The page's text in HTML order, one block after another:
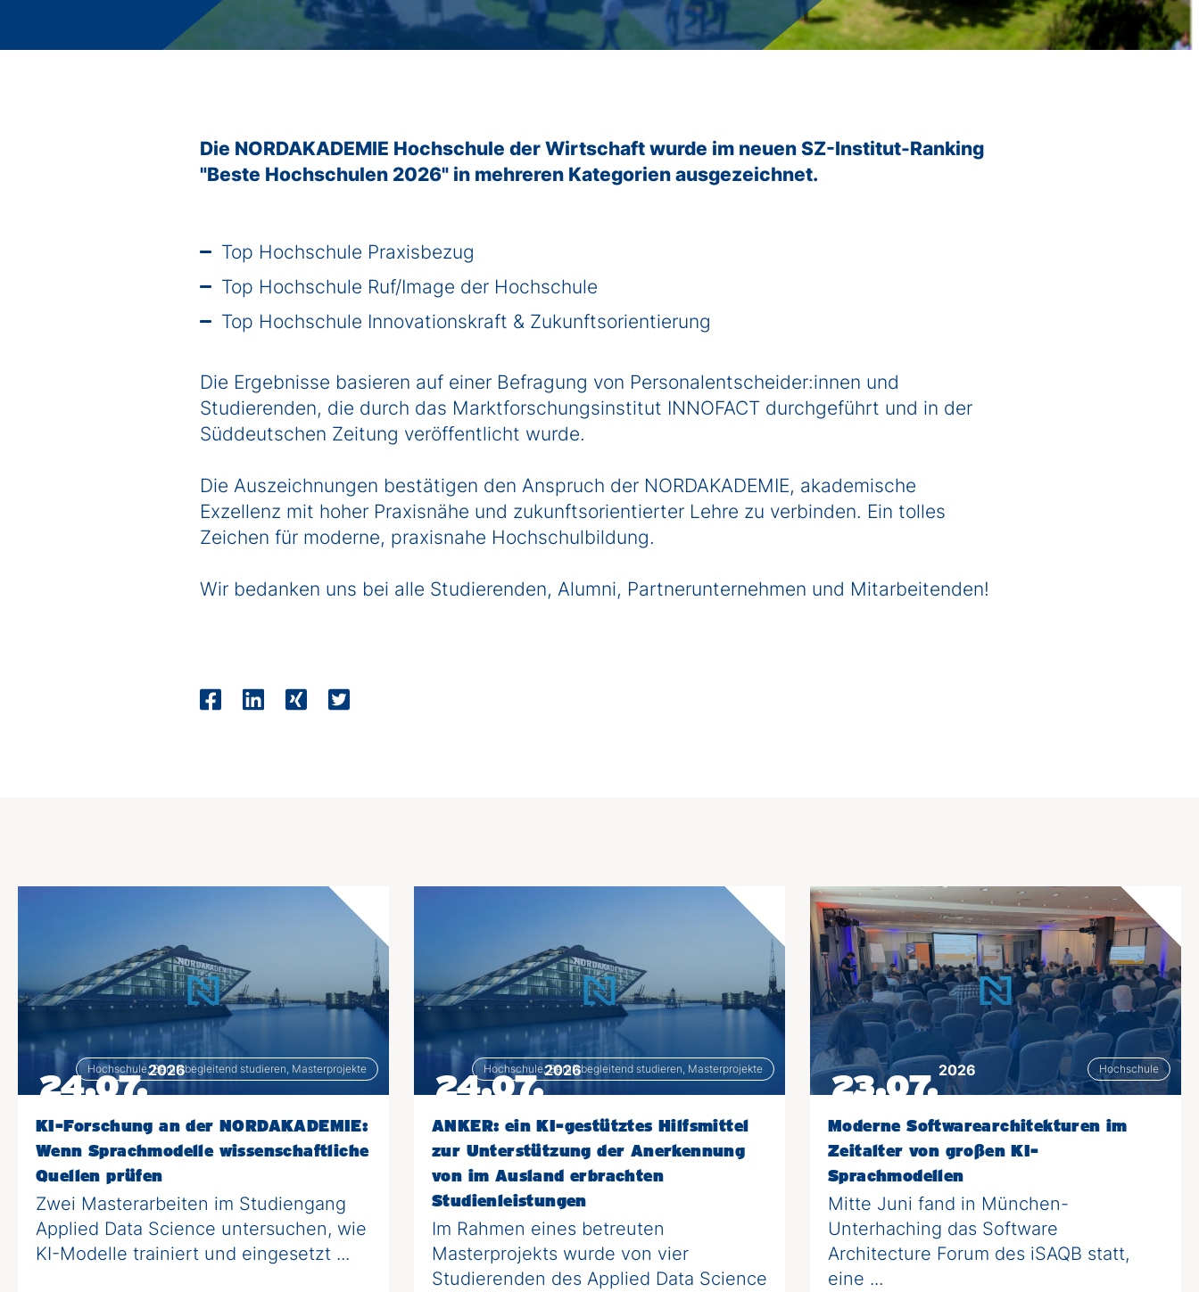
Master of Business Administration (MBA)
Ingenieurwissenschaften
Wirtschaftswissenschaften
Die NORDAKADEMIE Hochschule der Wirtschaft wurde im neuen SZ-Institut-Ranking
"Beste Hochschulen 2026" in mehreren Kategorien ausgezeichnet.
Top Hochschule Praxisbezug
Top Hochschule Ruf/Image der Hochschule
Top Hochschule Innovationskraft & Zukunftsorientierung
Die Ergebnisse basieren auf einer Befragung von Personalentscheider:innen und
Studierenden, die durch das Marktforschungsinstitut INNOFACT durchgeführt und in der
Süddeutschen Zeitung veröffentlicht wurde.
Die Auszeichnungen bestätigen den Anspruch der NORDAKADEMIE, akademische
Exzellenz mit hoher Praxisnähe und zukunftsorientierter Lehre zu verbinden. Ein tolles
Zeichen für moderne, praxisnahe Hochschulbildung.
Wir bedanken uns bei alle Studierenden, Alumni, Partnerunternehmen und Mitarbeitenden!
Hochschule, Berufsbegleitend studieren, Masterprojekte
24.07.2026
KI-Forschung an der NORDAKADEMIE:
Wenn Sprachmodelle wissenschaftliche
Quellen prüfen
Zwei Masterarbeiten im Studiengang
Applied Data Science untersuchen, wie
KI-Modelle trainiert und eingesetzt ...
Hochschule, Berufsbegleitend studieren, Masterprojekte
24.07.2026
ANKER: ein KI-gestütztes Hilfsmittel
zur Unterstützung der Anerkennung
von im Ausland erbrachten
Studienleistungen
Im Rahmen eines betreuten
Masterprojekts wurde von vier
Studierenden des Applied Data Science
Hochschule
23.07.2026
Moderne Softwarearchitekturen im
Zeitalter von großen KI-
Sprachmodellen
Mitte Juni fand in München-
Unterhaching das Software
Architecture Forum des iSAQB statt,
eine ...